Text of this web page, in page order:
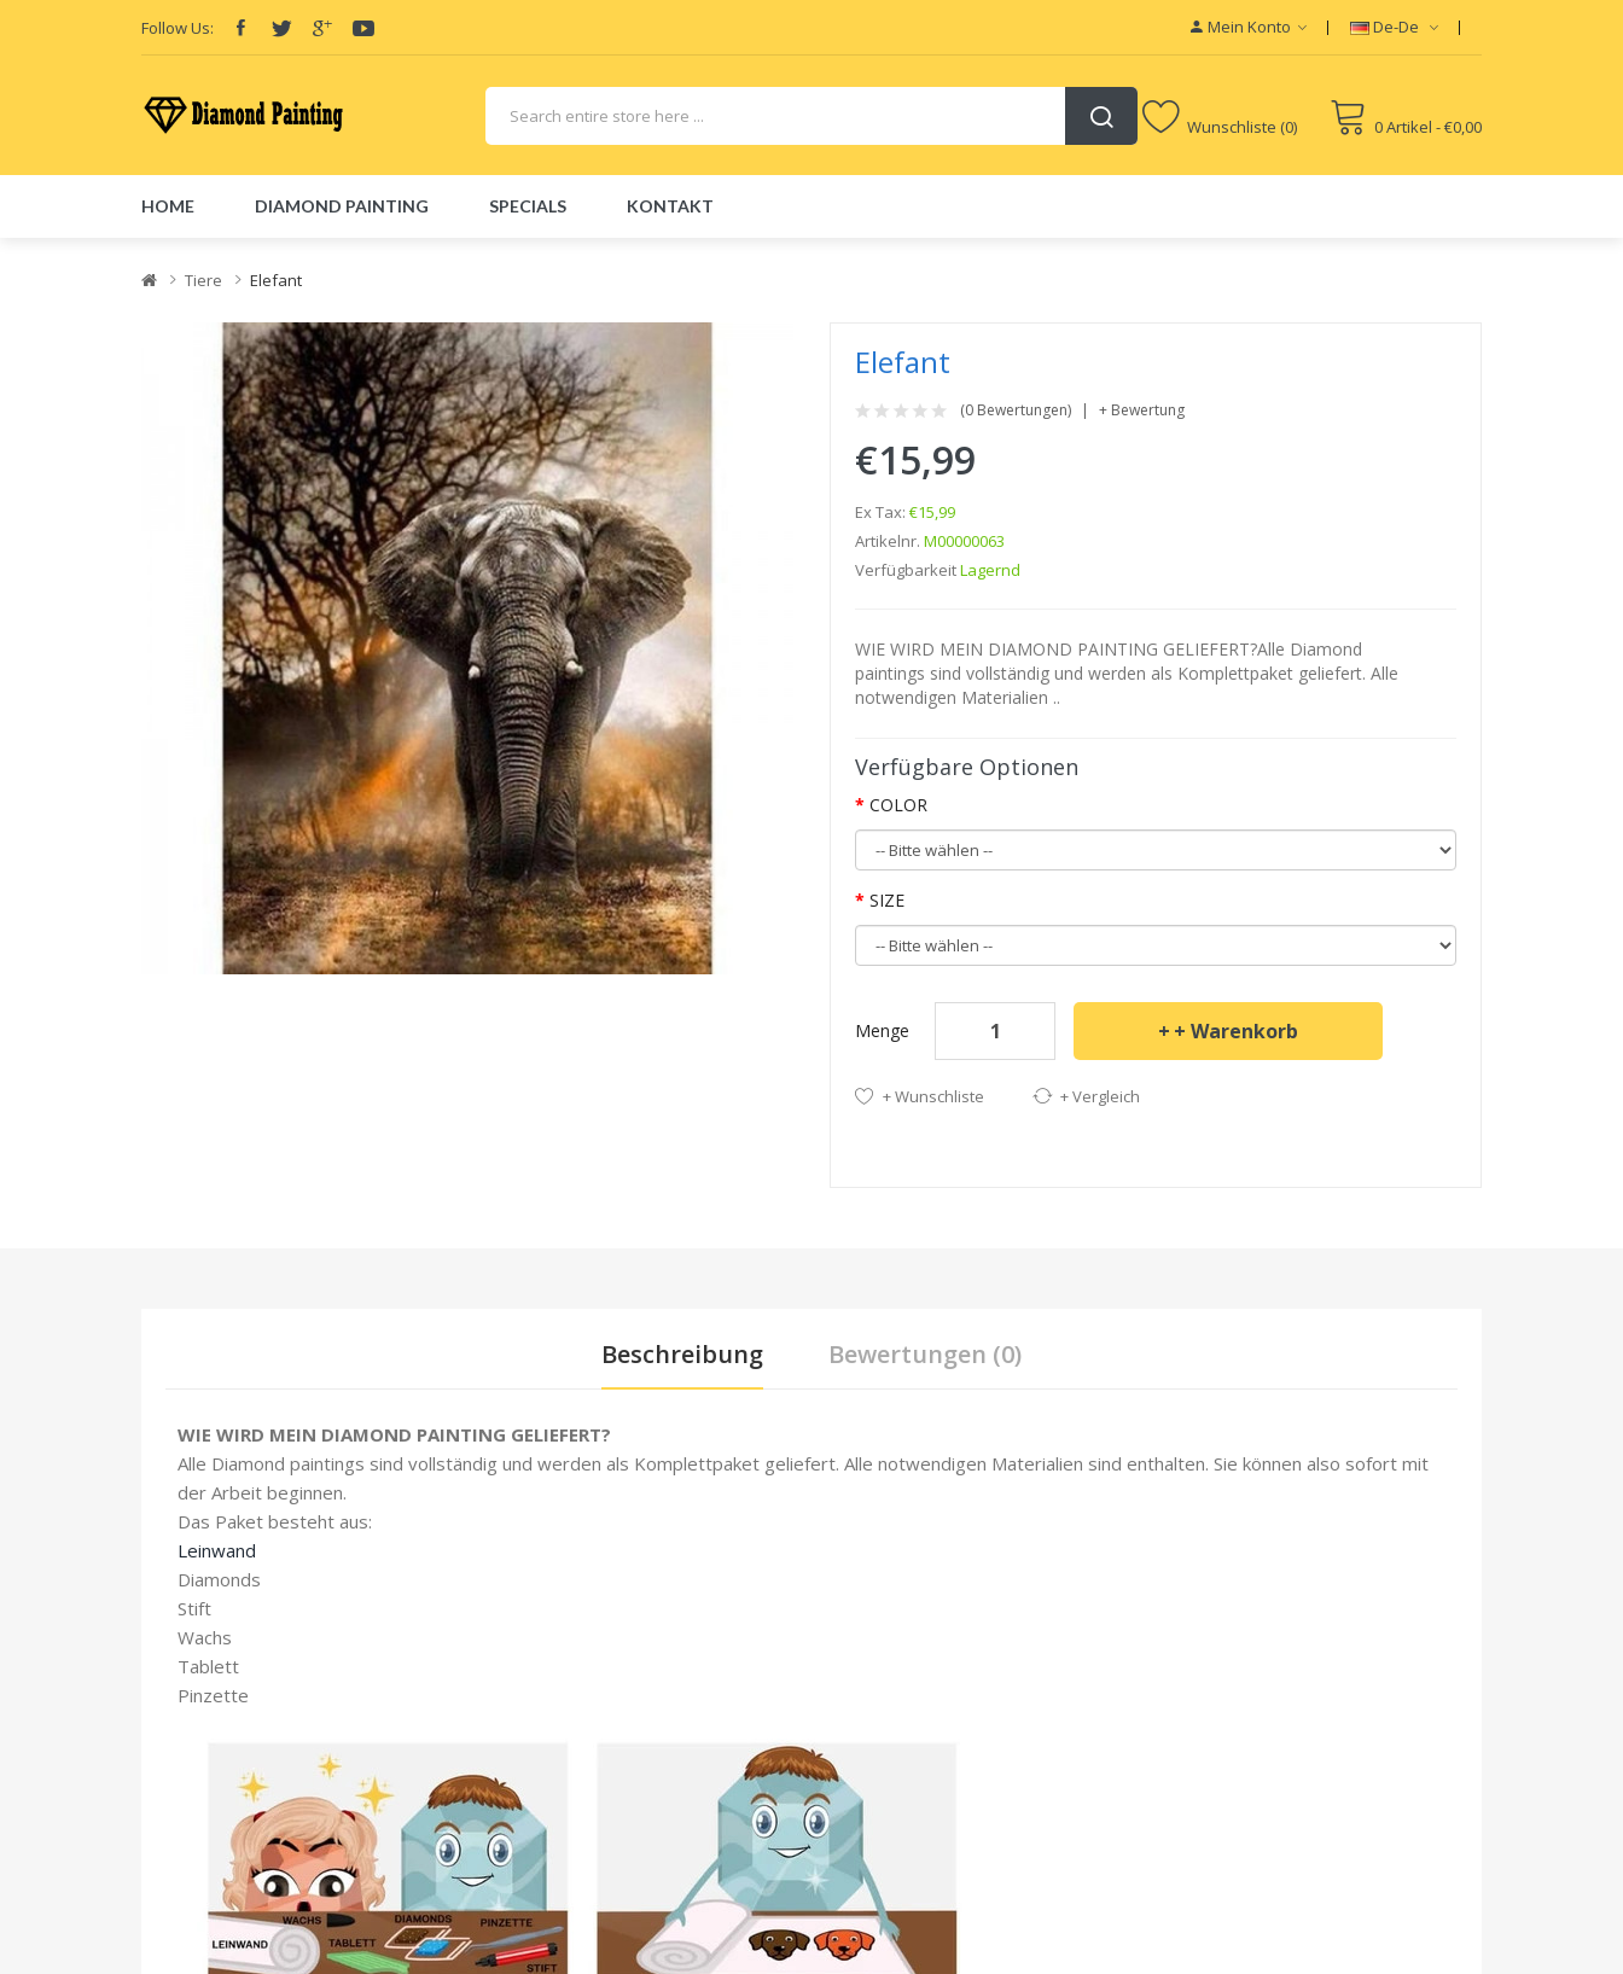
Follow Us: Mein Konto De-De
Wunschliste (0) 0 Artikel - €0,00
HOME DIAMOND PAINTING SPECIALS KONTAKT
Tiere Elefant
Elefant
(0 Bewertungen) + Bewertung
€15,99
Ex Tax: €15,99
Artikelnr. M00000063
VerfügbarkeitLagernd
WIE WIRD MEIN DIAMOND PAINTING GELIEFERT?Alle Diamond
paintings sind vollständig und werden als Komplettpaket geliefert. Alle
notwendigen Materialien ..
Verfügbare Optionen
COLOR
SIZE
Menge + Warenkorb
+ Wunschliste + Vergleich
Beschreibung Bewertungen (0)
WIE WIRD MEIN DIAMOND PAINTING GELIEFERT?
Alle Diamond paintings sind vollständig und werden als Komplettpaket geliefert. Alle notwendigen Materialien sind enthalten. Sie können also sofort mit
der Arbeit beginnen.
Das Paket besteht aus:
Leinwand
Diamonds
Stift
Wachs
Tablett
Pinzette